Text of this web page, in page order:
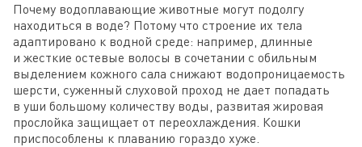
Почему водоплавающие животные могут подолгу
находиться в воде? Потому что строение их тела
адаптировано к водной среде: например, длинные
и жесткие остевые волосы в сочетании с обильным
выделением кожного сала снижают водопроницаемость
шерсти, суженный слуховой проход не дает попадать
в уши большому количеству воды, развитая жировая
прослойка защищает от переохлаждения. Кошки
приспособлены к плаванию гораздо хуже.